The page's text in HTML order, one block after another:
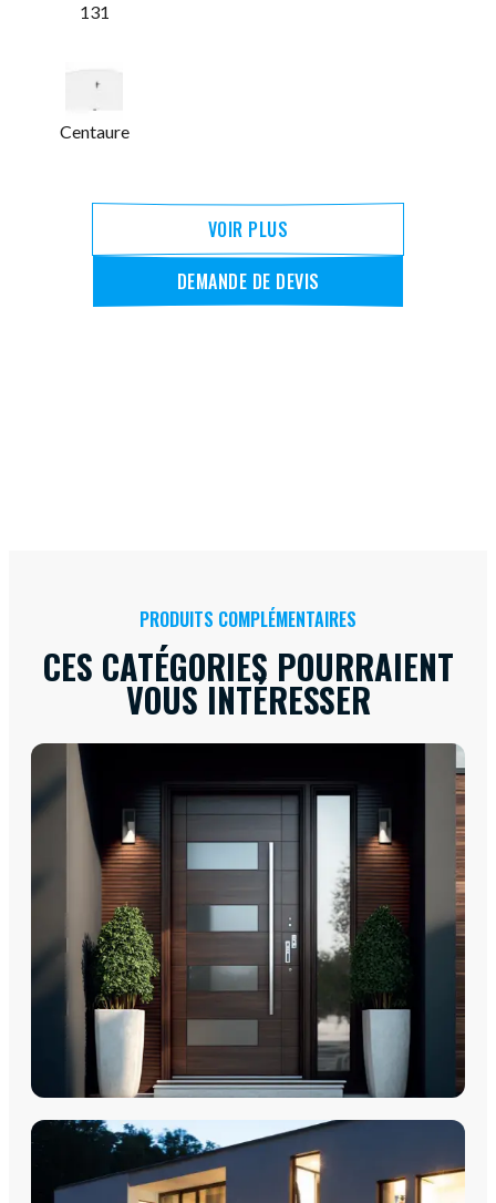
131
Centaure
VOIR PLUS
DEMANDE DE DEVIS
PRODUITS COMPLÉMENTAIRES
CES CATÉGORIES POURRAIENT
VOUS INTÉRESSER
PORTES D'ENTRÉE
Porte d'entrée - Portes PVC
Portes d'entrée - Acier Monobloc
Porte d'entrée - Aluminium Monobloc 60mm